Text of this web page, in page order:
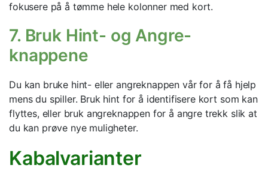
fokusere på å tømme hele kolonner med kort.
7. Bruk Hint- og Angre-
knappene
Du kan bruke hint- eller angreknappen vår for å få hjelp
mens du spiller. Bruk hint for å identifisere kort som kan
flyttes, eller bruk angreknappen for å angre trekk slik at
du kan prøve nye muligheter.
Kabalvarianter